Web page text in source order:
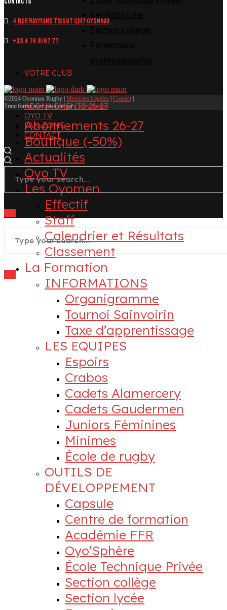
VOTRE CLUB
ABONNEMENTS 26-27
OYO TV
FAN ZONE
CONTACT
4 Rue Raymond Tissot 01117 OYONNAX
+33 4 74 81 67 77
©2024 Oyonnax Rugby | Mentions Légales Contact
Transformé avec passion parFluffy Design
Abonnements 26-27
Boutique (-50%)
Actualités
Oyo TV
Les Oyomen
Effectif
Staff
Calendrier et Résultats
Classement
La Formation
INFORMATIONS
Organigramme
Tournoi Sainvoirin
Taxe d’apprentissage
LES EQUIPES
Espoirs
Crabos
Cadets Alamercery
Cadets Gaudermen
Juniors Féminines
Minimes
École de rugby
OUTILS DE
DÉVELOPPEMENT
Capsule
Centre de formation
Académie FFR
Oyo’Sphère
École Technique Privée
Section collège
Section lycée